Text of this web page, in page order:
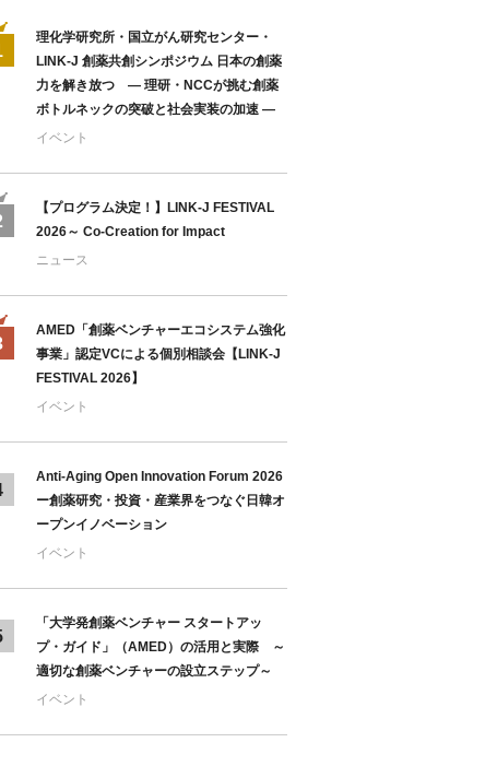
理化学研究所・国立がん研究センター・
LINK-J 創薬共創シンポジウム 日本の創薬
力を解き放つ ― 理研・NCCが挑む創薬
ボトルネックの突破と社会実装の加速 ―
イベント
【プログラム決定！】LINK-J FESTIVAL
2026～ Co-Creation for Impact
ニュース
AMED「創薬ベンチャーエコシステム強化
事業」認定VCによる個別相談会【LINK-J
FESTIVAL 2026】
イベント
Anti-Aging Open Innovation Forum 2026
ー創薬研究・投資・産業界をつなぐ日韓オ
ープンイノベーション
イベント
「大学発創薬ベンチャー スタートアッ
プ・ガイド」（AMED）の活用と実際 ～
適切な創薬ベンチャーの設立ステップ～
イベント